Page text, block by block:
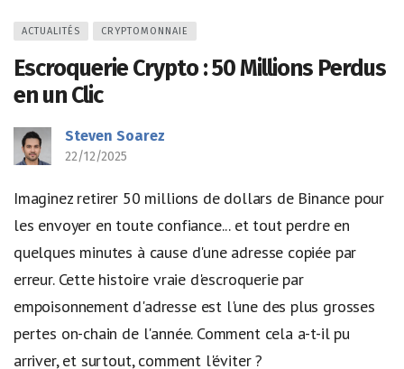
ACTUALITÉS CRYPTOMONNAIE
Escroquerie Crypto : 50 Millions Perdus
en un Clic
Steven Soarez
22/12/2025
Imaginez retirer 50 millions de dollars de Binance pour
les envoyer en toute confiance... et tout perdre en
quelques minutes à cause d'une adresse copiée par
erreur. Cette histoire vraie d'escroquerie par
empoisonnement d'adresse est l'une des plus grosses
pertes on-chain de l'année. Comment cela a-t-il pu
arriver, et surtout, comment l'éviter ?